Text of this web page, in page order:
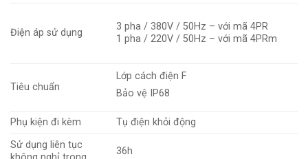
Điện áp sử dụng
3 pha / 380V / 50Hz – với mã 4PR
1 pha / 220V / 50Hz – với mã 4PRm
Tiêu chuẩn
Lớp cách điện F
Bảo vệ IP68
Phụ kiện đi kèm
Tụ điện khỏi động
Sử dụng liên tục
36h